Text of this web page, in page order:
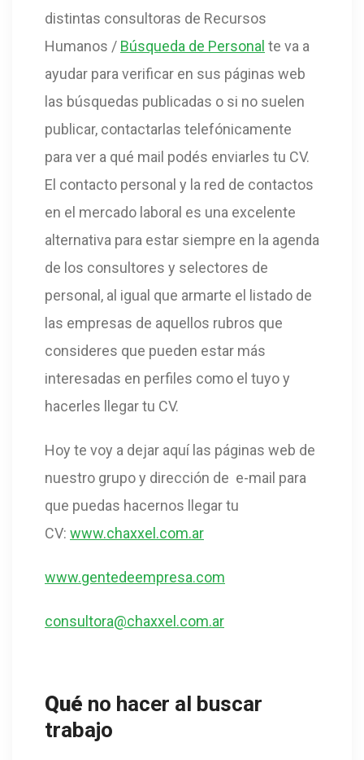
distintas consultoras de Recursos
Humanos / Búsqueda de Personal te va a
ayudar para verificar en sus páginas web
las búsquedas publicadas o si no suelen
publicar, contactarlas telefónicamente
para ver a qué mail podés enviarles tu CV.
El contacto personal y la red de contactos
en el mercado laboral es una excelente
alternativa para estar siempre en la agenda
de los consultores y selectores de
personal, al igual que armarte el listado de
las empresas de aquellos rubros que
consideres que pueden estar más
interesadas en perfiles como el tuyo y
hacerles llegar tu CV.
Hoy te voy a dejar aquí las páginas web de
nuestro grupo y dirección de e-mail para
que puedas hacernos llegar tu
CV: www.chaxxel.com.ar
www.gentedeempresa.com
consultora@chaxxel.com.ar
Qué no hacer al buscar
trabajo